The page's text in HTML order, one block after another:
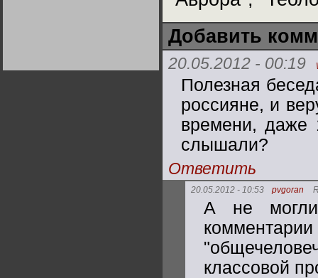
Добавить
20.05.2012 - 00:19
Полезная
россияне, и
времени, даже
слышали?
Ответить
20.05.2012 - 10:53 pvgoran
А не
классовой